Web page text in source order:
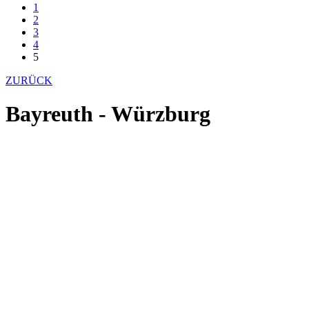
1
2
3
4
5
ZURÜCK
Bayreuth - Würzburg